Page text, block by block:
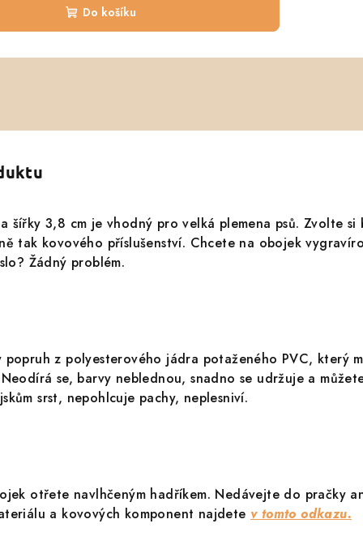
Do košíku
šířky 3,8 cm je vhodný pro velká plemena psů. Zvolte si
tak kovového příslušenství. Chcete na obojek
Žádný problém.
z polyesterového jádra potaženého PVC, který
se, barvy neblednou, snadno se udržuje a
srst, nepohlcuje pachy, neplesniví.
otřete navlhčeným hadříkem. Nedávejte do pračky
a kovových komponent najdete v tomto odkazu.